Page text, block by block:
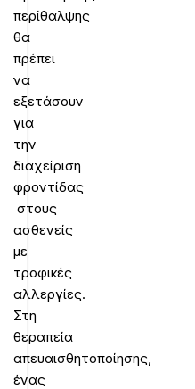
περίθαλψης
θα
πρέπει
να
εξετάσουν
για
την
διαχείριση
φροντίδας
στους
ασθενείς
με
τροφικές
αλλεργίες.
Στη
θεραπεία
απευαισθητοποίησης,
ένας